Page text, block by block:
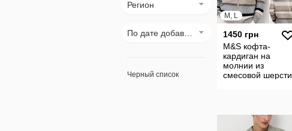
Регион
Черный список
M, L
1450 грн
M&S кофта-
кардиган на
молнии из
смесовой шерсти